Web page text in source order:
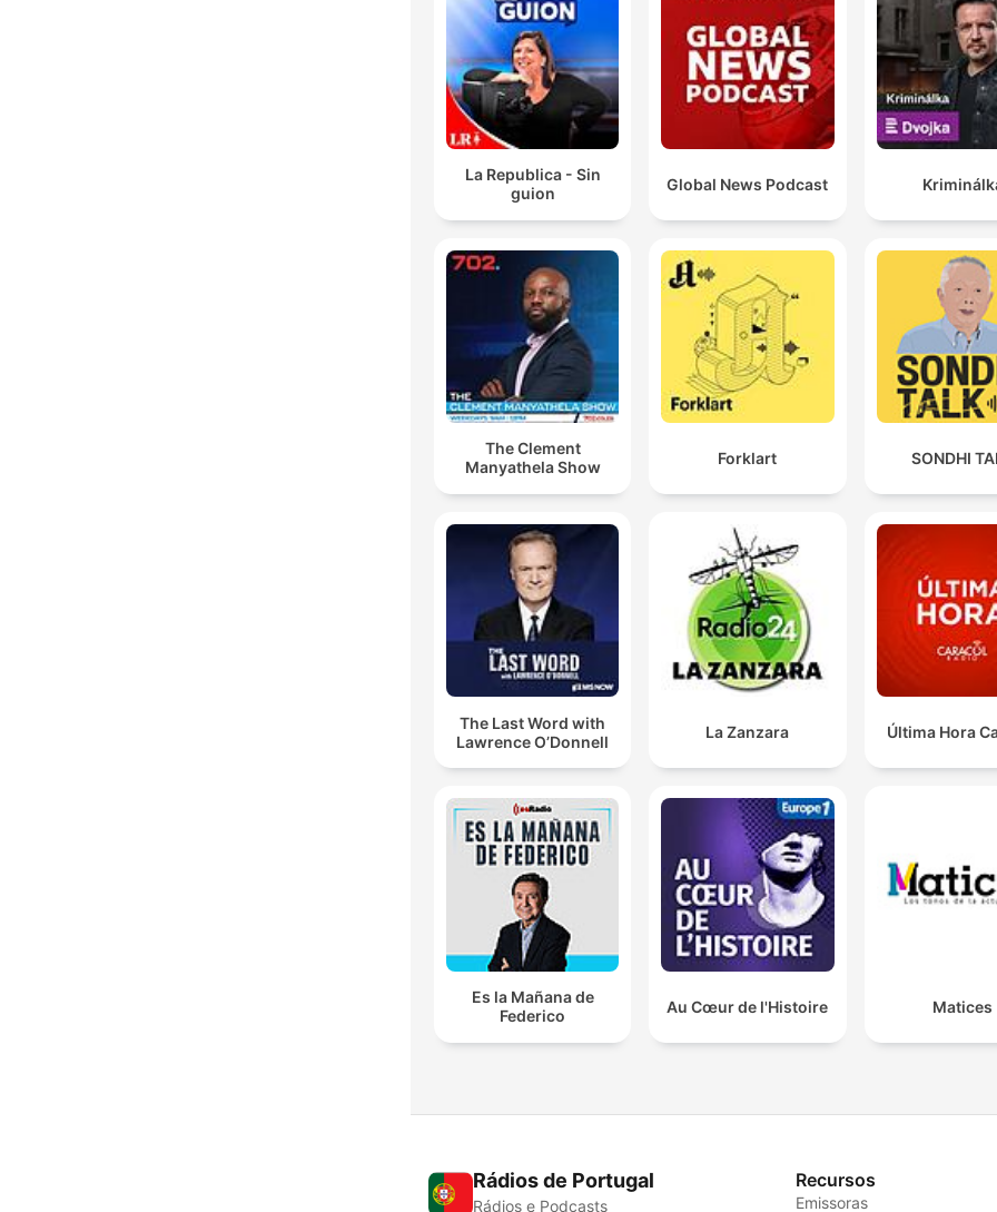
La Republica - Sin
guion
Global News Podcast
The Clement
Manyathela Show
Forklart SONDHI
The Last Word with
Lawrence O’Donnell
La Zanzara Última Hora
Es la Mañana de
Federico
Au Cœur de l'Histoire Matices
Rádios de Portugal
Rádios e Podcasts
Recursos
Emissoras